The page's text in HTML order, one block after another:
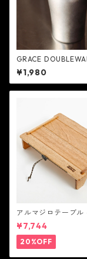
GRACE
LER 300ml - POST
L
¥1,980
アルマジロテーブ
リンデザイン
¥7,744
20%OFF